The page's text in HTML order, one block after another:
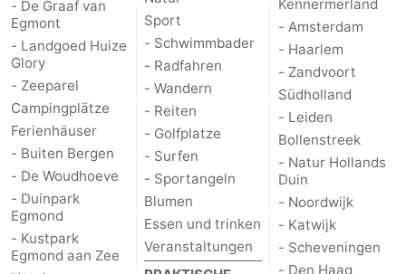
Kontakt
- De Graaf van
Egmont
- Landgoed Huize
Glory
- Zeeparel
Campingplätze
Ferienhäuser
- Buiten Bergen
- De Woudhoeve
- Duinpark
Egmond
- Kustpark
Egmond aan Zee
Sport
- Schwimmbader
- Radfahren
- Wandern
- Reiten
- Golfplatze
- Surfen
- Sportangeln
Blumen
Essen und trinken
Veranstaltungen
Kennermerland
- Amsterdam
- Haarlem
- Zandvoort
Südholland
- Leiden
Bollenstreek
- Natur Hollands
Duin
- Noordwijk
- Katwijk
- Scheveningen
- Den Haag